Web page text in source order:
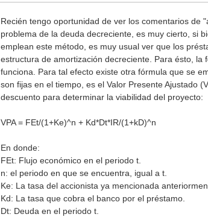
Recién tengo oportunidad de ver los comentarios de
problema de la deuda decreciente, es muy cierto, si
emplean este método, es muy usual ver que los
estructura de amortización decreciente. Para ésto, la
funciona. Para tal efecto existe otra fórmula que se
son fijas en el tiempo, es el Valor Presente Ajustado
descuento para determinar la viabilidad del proyecto:
VPA = FEt/(1+Ke)^n + Kd*Dt*IR/(1+kD)^n
En donde:
FEt: Flujo económico en el periodo t.
n: el periodo en que se encuentra, igual a t.
Ke: La tasa del accionista ya mencionada
Kd: La tasa que cobra el banco por el préstamo.
Dt: Deuda en el periodo t.